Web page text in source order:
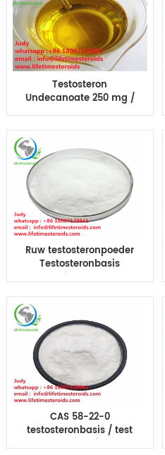
Testosteron
Undecanoate 250 mg /
ml Pre-en-klare
Ruw testosteronpoeder
Testosteronbasis
Suspensie CAS 58-22-0
CAS 58-22-0
testosteronbasis / test
Suspensie